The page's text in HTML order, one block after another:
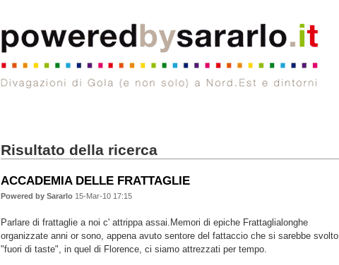
Risultato della ricerca
ACCADEMIA DELLE FRATTAGLIE
Powered by Sararlo15-Mar-10 17:15
Parlare di frattaglie a noi c' attrippa assai.Memori di epiche Frattaglialonghe
organizzate anni or sono, appena avuto sentore del fattaccio che si sarebbe svolto
"fuori di taste", in quel di Florence, ci siamo attrezzati per tempo.